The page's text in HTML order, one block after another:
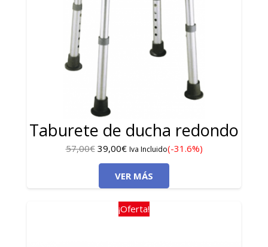
Taburete de ducha redondo
57,00€ El
precio
original
era:
57,00€.
39,00€El
precio
actual
es:
39,00€.
Iva Incluido(-31.6%)
VER MÁS
¡Oferta!